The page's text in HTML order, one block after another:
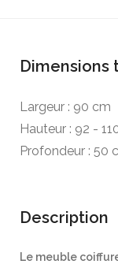
Dimensions
Largeur : 90 cm
Hauteur : 92 -
Profondeur : 50
Description
Le meuble